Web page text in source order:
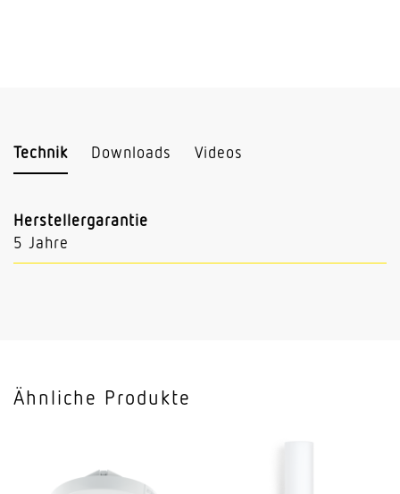
Technik Downloads Videos
Herstellergarantie
5 Jahre
Ähnliche Produkte